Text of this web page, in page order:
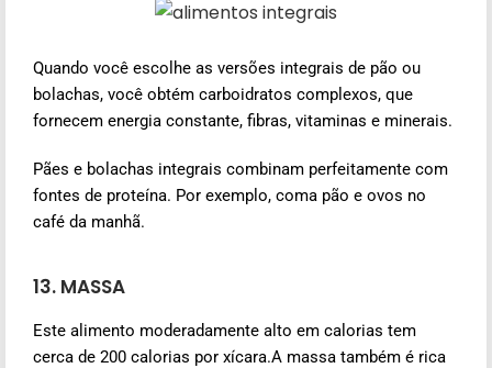
Quando você escolhe as versões integrais de pão ou
bolachas, você obtém carboidratos complexos, que
fornecem energia constante, fibras, vitaminas e minerais.
Pães e bolachas integrais combinam perfeitamente com
fontes de proteína. Por exemplo, coma pão e ovos no
café da manhã.
13. MASSA
Este alimento moderadamente alto em calorias tem
cerca de 200 calorias por xícara.A massa também é rica